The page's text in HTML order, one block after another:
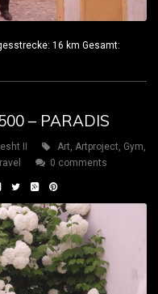
16 km Gesamt:
– PARADIS
II Art, Artproject, Gym,
0 comments